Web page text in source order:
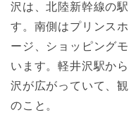
沢は、北陸新幹線の
す。南側はプリンス
ージ、ショッピング
います。軽井沢駅か
沢が広がっていて、
のこと。